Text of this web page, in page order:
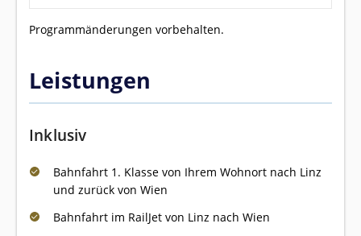
Programmänderungen vorbehalten.
Leistungen
Inklusiv
Bahnfahrt 1. Klasse von Ihrem Wohnort nach Linz
und zurück von Wien
Bahnfahrt im RailJet von Linz nach Wien